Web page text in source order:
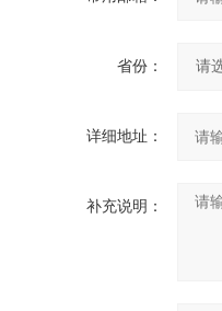
省份：
详细地址：
补充说明：